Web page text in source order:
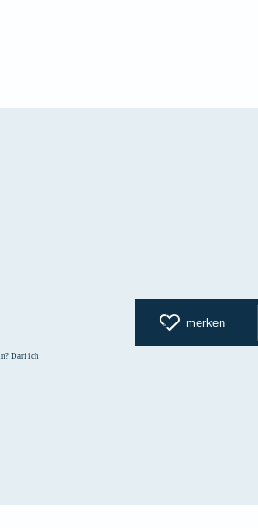
Darf ich
merken